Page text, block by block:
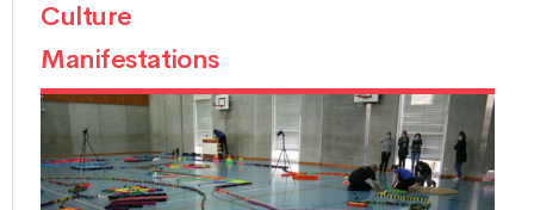
Culture
Manifestations